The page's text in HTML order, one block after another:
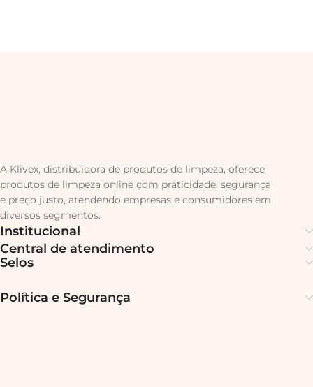
A Klivex, distribuidora de produtos de limpeza, oferece
produtos de limpeza online com praticidade, segurança
e preço justo, atendendo empresas e consumidores em
diversos segmentos.
Institucional
Central de atendimento
Selos
Política e Segurança